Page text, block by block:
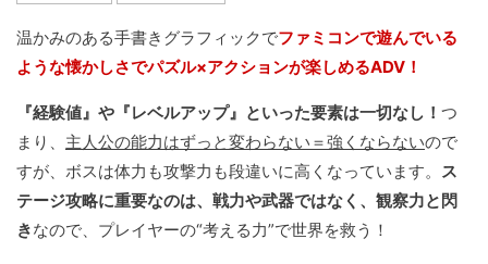
温かみのある手書きグラフィックでファミコンで遊んでいる
ような懐かしさでパズル×アクションが楽しめるADV！
『経験値』や『レベルアップ』といった要素は一切なし！ つ
まり、 主人公の能力はずっと変わらない＝強くならないので
すが、ボスは体力も攻撃力も段違いに高くなっています。 ス
テージ攻略に重要なのは、戦力や武器ではなく、観察力と閃
きなので、プレイヤーの“考える力”で世界を救う！